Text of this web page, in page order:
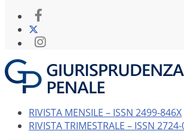
RIVISTA MENSILE – ISSN 2499-846X
RIVISTA TRIMESTRALE – ISSN